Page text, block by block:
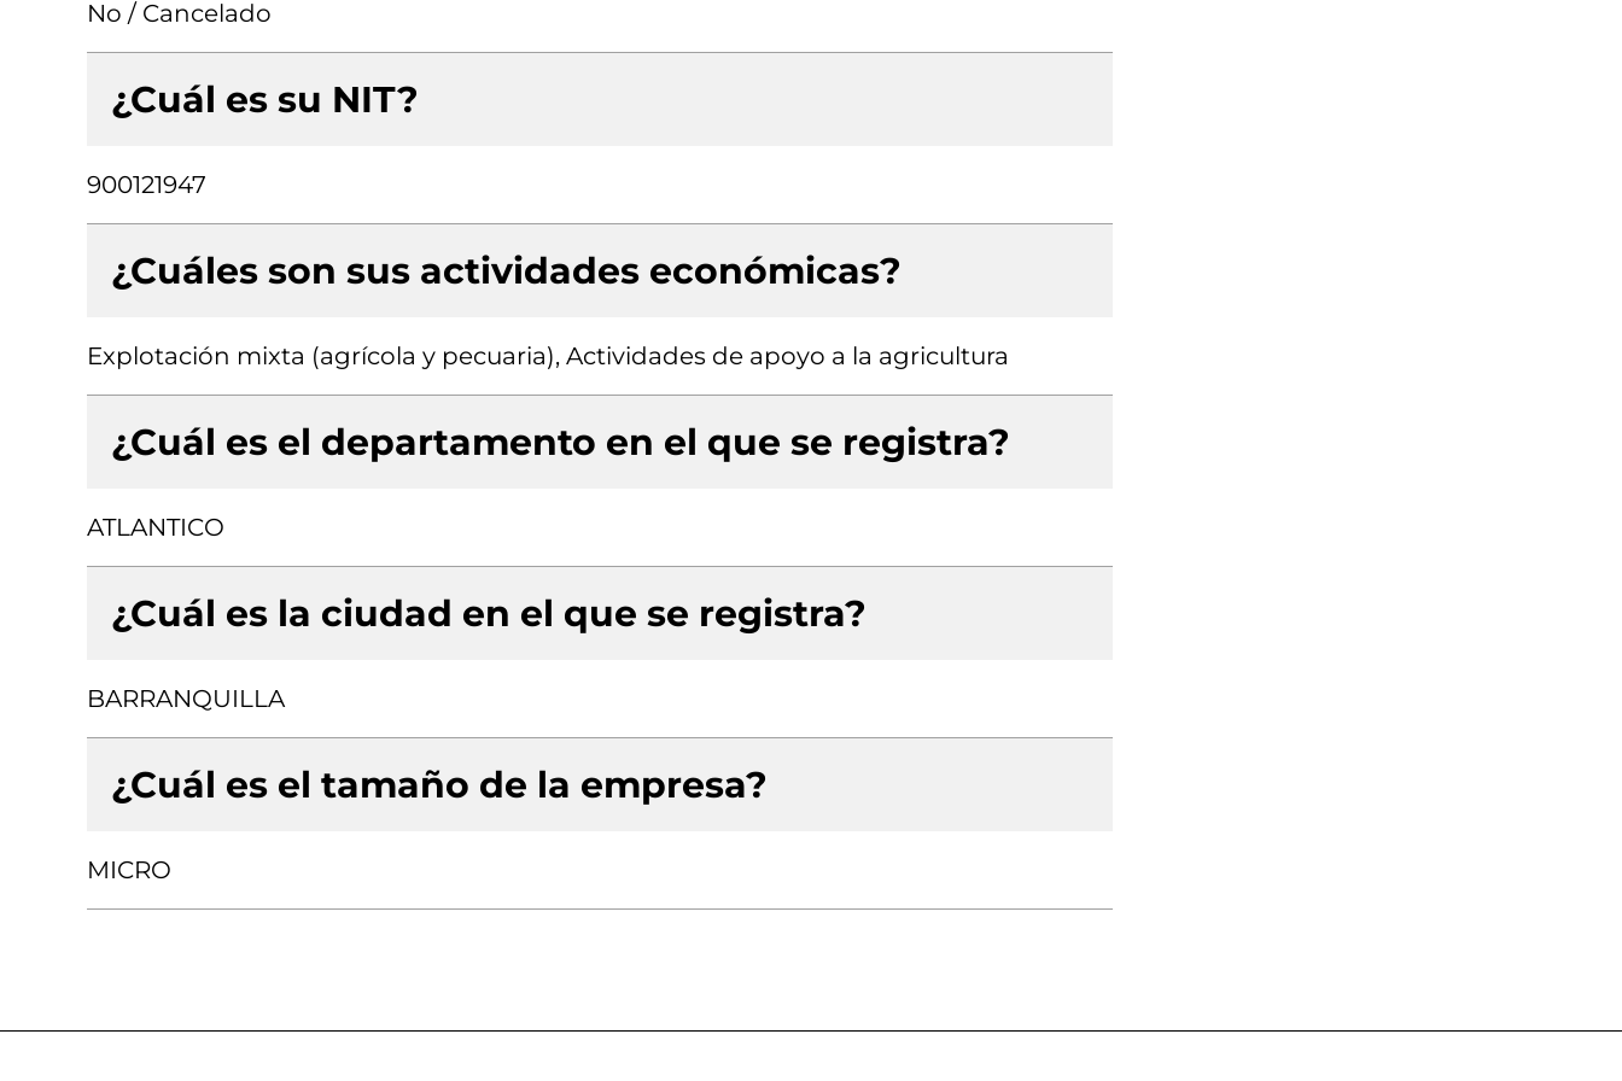
No / Cancelado
¿Cuál es su NIT?
900121947
¿Cuáles son sus actividades económicas?
Explotación mixta (agrícola y pecuaria), Actividades de apoyo a la agricultura
¿Cuál es el departamento en el que se registra?
ATLANTICO
¿Cuál es la ciudad en el que se registra?
BARRANQUILLA
¿Cuál es el tamaño de la empresa?
MICRO